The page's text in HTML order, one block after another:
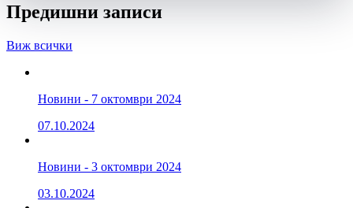
Предишни записи
Виж всички
Новини - 7 октомври 2024
07.10.2024
Новини - 3 октомври 2024
03.10.2024